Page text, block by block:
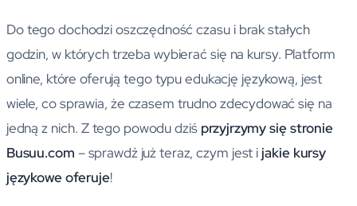
Do tego dochodzi oszczędność czasu i brak stałych
godzin, w których trzeba wybierać się na kursy. Platform
online, które oferują tego typu edukację językową, jest
wiele, co sprawia, że czasem trudno zdecydować się na
jedną z nich. Z tego powodu dziś przyjrzymy się stronie
Busuu.com – sprawdź już teraz, czym jest i jakie kursy
językowe oferuje!